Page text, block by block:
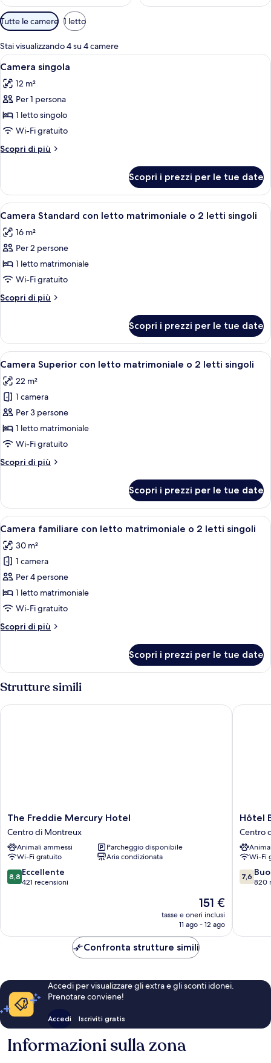
Filtri
disponibili
per
le
camere
Tutte le camere 1 letto
Stai visualizzando 4 su 4 camere
Apri
tutte
le
foto
per
Camera
singola
Una camera d'albergo con un letto,
3
Camera singola
12 m²
Per 1 persona
1 letto singolo
Wi-Fi gratuito
Scopri di più
Altri
singola
Scopri i prezzi per le tue date
Apri
tutte
le
foto
per
Camera
Standard
con
matrimoniale
o
2
letti
singoli
Una camera d'albergo con un letto,
8
Camera Standard con letto matrimoniale o 2 letti singoli
16 m²
Per 2 persone
1 letto matrimoniale
Wi-Fi gratuito
Scopri di più
Altri
Standard
con
letto
matrimoniale
o
2
letti
singoli
Scopri i prezzi per le tue date
Apri
tutte
le
foto
per
Camera
Superior
letto
2
letti
singoli
Una camera d'albergo con un letto,
5
Camera Superior con letto matrimoniale o 2 letti singoli
22 m²
1 camera
Per 3 persone
1 letto matrimoniale
Wi-Fi gratuito
Scopri di più
Altri
Superior
con
letto
o
2
letti
singoli
Scopri i prezzi per le tue date
Apri
tutte
le
foto
per
Camera
familiare
letto
2
letti
singoli
Una camera d'albergo con un letto
6
Camera familiare con letto matrimoniale o 2 letti singoli
30 m²
1 camera
Per 4 persone
1 letto matrimoniale
Wi-Fi gratuito
Scopri di più
Altri
familiare
con
letto
matrimoniale
o
Scopri i prezzi per le tue date
Strutture simili
The
Freddie
Mercury
Hotel
Centro
di
Montreux
The Freddie Mercury Hotel
Centro di Montreux
Animali ammessi
Parcheggio disponibile
Wi-Fi gratuito
Aria condizionata
8.8
su
8,8 Eccellente
421 recensioni
Il
prezzo
attuale
151 €
151 €
tasse e oneri inclusi
11 ago - 12 ago
The Freddie Mercury Hotel
Hôtel
Bon
Port
Centro
di
Hôtel
Centro
Wi-Fi
7.6
su
7,6
820
Hôtel
Confronta strutture simili
Accedi per visualizzare gli extra e gli sconti idonei.
Prenotare conviene!
Accedi Iscriviti gratis
Informazioni sulla zona